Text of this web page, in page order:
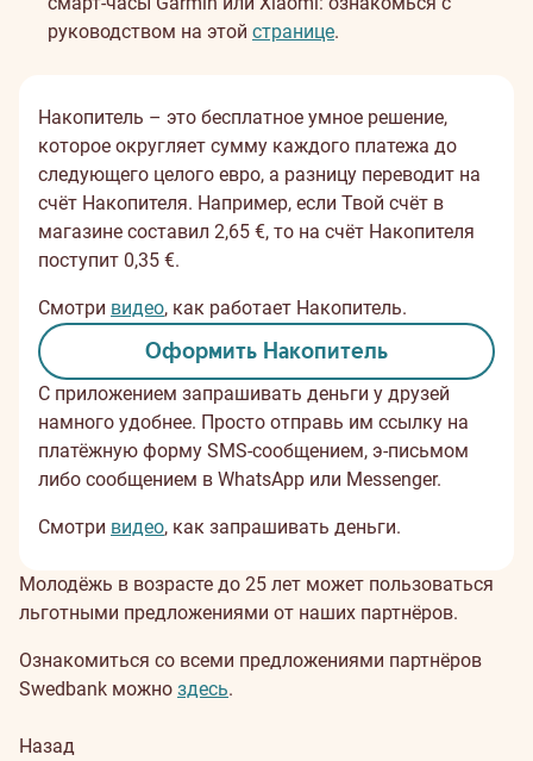
руководством на этой странице.
Накопитель – это бесплатное умное решение,
которое округляет сумму каждого платежа до
следующего целого евро, а разницу переводит на
счёт Накопителя. Например, если Твой счёт в
магазине составил 2,65 €, то на счёт Накопителя
поступит 0,35 €.
Смотри видео, как работает Накопитель.
Оформить Накопитель
С приложением запрашивать деньги у друзей
намного удобнее. Просто отправь им ссылку на
платёжную форму SMS-сообщением, э-письмом
либо сообщением в WhatsApp или Messenger.
Смотри видео, как запрашивать деньги.
Молодёжь в возрасте до 25 лет может пользоваться
льготными предложениями от наших партнёров.
Ознакомиться со всеми предложениями партнёров
Swedbank можно здесь.
Назад